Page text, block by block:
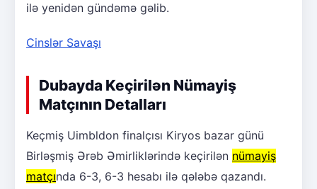
ilə yenidən gündəmə gəlib.
Cinslər Savaşı
Dubayda Keçirilən Nümayiş
Matçının Detalları
Keçmiş Uimbldon finalçısı Kiryos bazar günü
Birləşmiş Ərəb Əmirliklərində keçirilən nümayiş
matçında 6-3, 6-3 hesabı ilə qələbə qazandı.